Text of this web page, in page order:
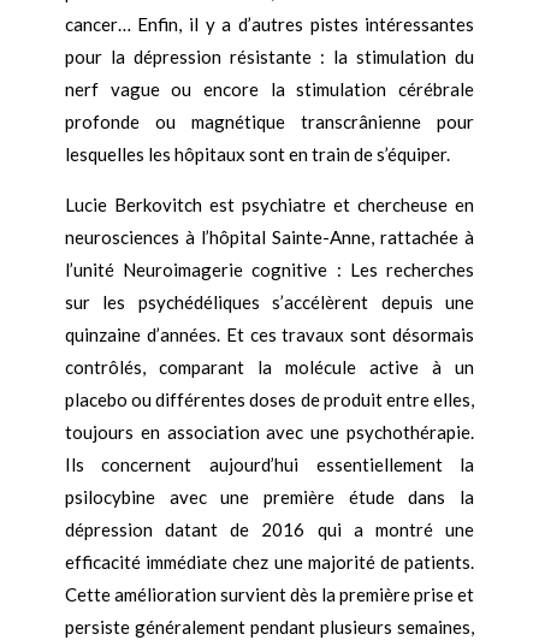
cancer… Enfin, il y a d’autres pistes intéressantes
pour la dépression résistante : la stimulation du
nerf vague ou encore la stimulation cérébrale
profonde ou magnétique transcrânienne pour
lesquelles les hôpitaux sont en train de s’équiper.
Lucie Berkovitch est psychiatre et chercheuse en
neurosciences à l’hôpital Sainte-Anne, rattachée à
l’unité Neuroimagerie cognitive : Les recherches
sur les psychédéliques s’accélèrent depuis une
quinzaine d’années. Et ces travaux sont désormais
contrôlés, comparant la molécule active à un
placebo ou différentes doses de produit entre elles,
toujours en association avec une psychothérapie.
Ils concernent aujourd’hui essentiellement la
psilocybine avec une première étude dans la
dépression datant de 2016 qui a montré une
efficacité immédiate chez une majorité de patients.
Cette amélioration survient dès la première prise et
persiste généralement pendant plusieurs semaines,